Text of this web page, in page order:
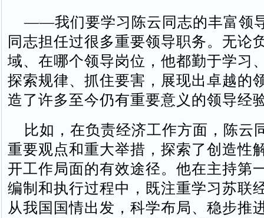
——我们要学习陈云同志的丰富领
同志担任过很多重要领导职务。无论
域、在哪个领导岗位，他都勤于学习
探索规律、抓住要害，展现出卓越的
造了许多至今仍有重要意义的领导经
比如，在负责经济工作方面，陈云
重要观点和重大举措，探索了创造性
开工作局面的有效途径。他在主持第
编制和执行过程中，既注重学习苏联
从我国国情出发，科学布局、稳步推